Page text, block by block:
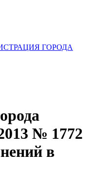
ГОРОДА
№ 1772
в